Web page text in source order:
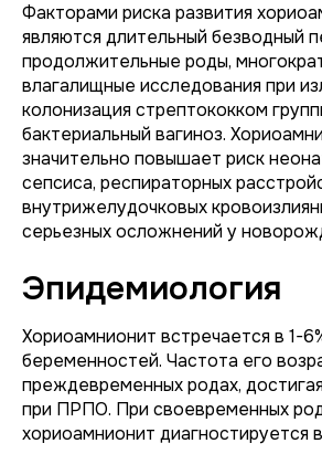
Факторами риска развития
являются длительный безводный
продолжительные роды,
влагалищные исследования при
колонизация стрептококком
бактериальный вагиноз.
значительно повышает риск
сепсиса, респираторных
внутрижелудочковых
серьезных осложнений у
Эпидемиология
Хориоамнионит встречается в 1-
беременностей. Частота его
преждевременных родах,
при ПРПО. При своевременных
хориоамнионит диагностируется в